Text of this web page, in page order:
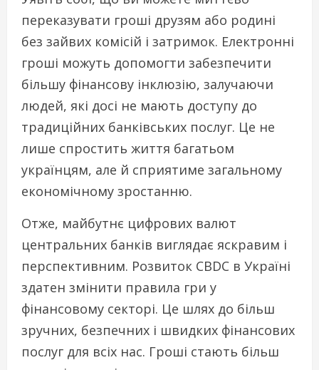
переказувати гроші друзям або родині
без зайвих комісій і затримок. Електронні
гроші можуть допомогти забезпечити
більшу фінансову інклюзію, залучаючи
людей, які досі не мають доступу до
традиційних банківських послуг. Це не
лише спростить життя багатьом
українцям, але й сприятиме загальному
економічному зростанню.
Отже, майбутнє цифрових валют
центральних банків виглядає яскравим і
перспективним. Розвиток CBDC в Україні
здатен змінити правила гри у
фінансовому секторі. Це шлях до більш
зручних, безпечних і швидких фінансових
послуг для всіх нас. Гроші стають більш